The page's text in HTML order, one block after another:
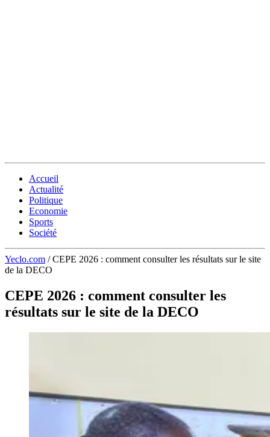
Accueil
Actualité
Politique
Economie
Sports
Société
Yeclo.com / CEPE 2026 : comment consulter les résultats sur le site
de la DECO
CEPE 2026 : comment consulter les
résultats sur le site de la DECO